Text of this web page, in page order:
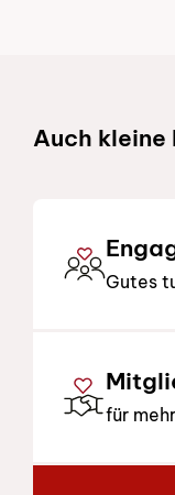
Auch kleine
Gutes
für